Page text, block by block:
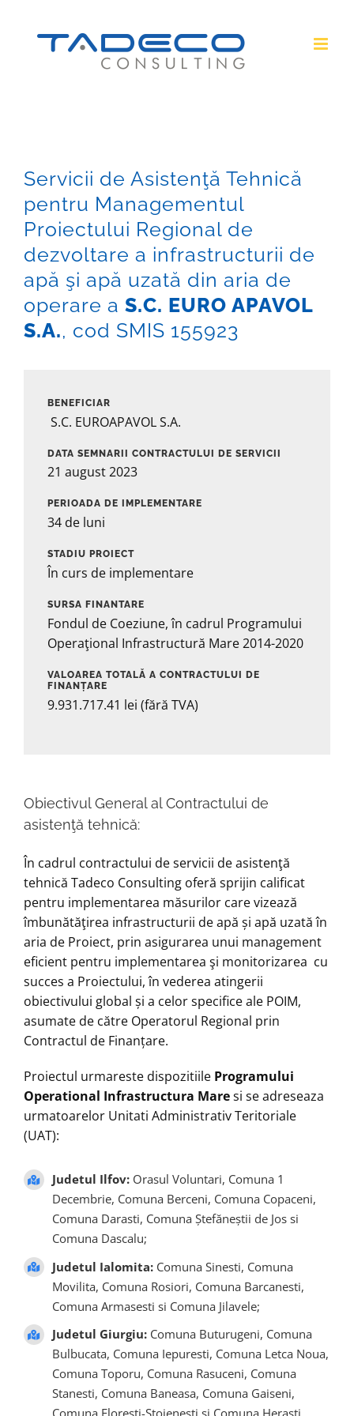
Servicii de Asistenţă Tehnică
pentru Managementul
Proiectului Regional de
dezvoltare a infrastructurii de
apă şi apă uzată din aria de
operare a S.C. EURO APAVOL
S.A., cod SMIS 155923
BENEFICIAR
S.C. EUROAPAVOL S.A.
DATA SEMNARII CONTRACTULUI DE SERVICII
21 august 2023
PERIOADA DE IMPLEMENTARE
34 de luni
STADIU PROIECT
În curs de implementare
SURSA FINANTARE
Fondul de Coeziune, în cadrul Programului
Operaţional Infrastructură Mare 2014-2020
VALOAREA TOTALĂ A CONTRACTULUI DE
FINANȚARE
9.931.717.41 lei (fără TVA)
Obiectivul General al Contractului de
asistenţă tehnică:
În cadrul contractului de servicii de asistenţă
tehnică Tadeco Consulting oferă sprijin calificat
pentru implementarea măsurilor care vizează
îmbunătăţirea infrastructurii de apă și apă uzată în
aria de Proiect, prin asigurarea unui management
eficient pentru implementarea şi monitorizarea cu
succes a Proiectului, în vederea atingerii
obiectivului global și a celor specifice ale POIM,
asumate de către Operatorul Regional prin
Contractul de Finanțare.
Proiectul urmareste dispozitiile Programului
Operational Infrastructura Maresi se adreseaza
urmatoarelor Unitati Administrativ Teritoriale
(UAT):
Judetul Ilfov: Orasul Voluntari, Comuna 1
Decembrie, Comuna Berceni, Comuna Copaceni,
Comuna Darasti, Comuna Ștefăneștii de Jos si
Comuna Dascalu;
Judetul Ialomita: Comuna Sinesti, Comuna
Movilita, Comuna Rosiori, Comuna Barcanesti,
Comuna Armasesti si Comuna Jilavele;
Judetul Giurgiu: Comuna Buturugeni, Comuna
Bulbucata, Comuna Iepuresti, Comuna Letca Noua,
Comuna Toporu, Comuna Rasuceni, Comuna
Stanesti, Comuna Baneasa, Comuna Gaiseni,